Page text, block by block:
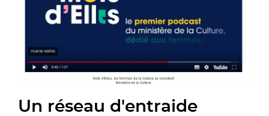
Un réseau d'entraide